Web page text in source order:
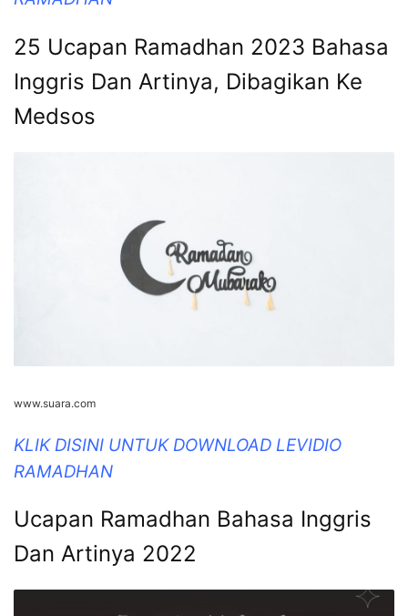
25 Ucapan Ramadhan 2023 Bahasa
Inggris Dan Artinya, Dibagikan Ke
Medsos
www.suara.com
KLIK DISINI UNTUK DOWNLOAD LEVIDIO
RAMADHAN
Ucapan Ramadhan Bahasa Inggris
Dan Artinya 2022